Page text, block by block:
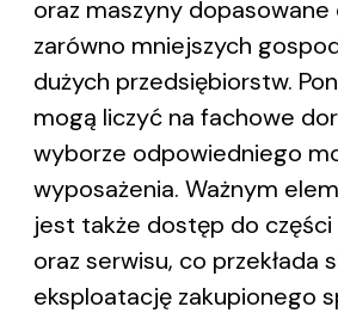
oraz maszyny
zarówno mniejszych
dużych przedsiębiorstw.
mogą liczyć na fachowe
wyborze odpowiedniego
wyposażenia. Ważnym
jest także dostęp do części
oraz serwisu, co przekłada
eksploatację zakupionego